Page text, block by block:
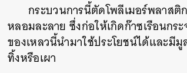
กระบวนการนี้ตัดโพลีเมอร์พลาส
หลอมละลาย ซึ่งก่อให้เกิดก๊าซเรือนกร
ของเหลวนี้นำมาใช้ประโยชน์ได้และมีมู
ทิ้งหรือเผา